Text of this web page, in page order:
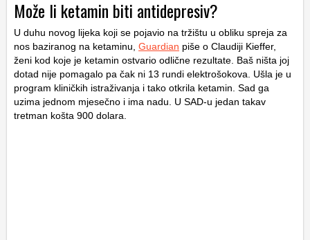
Može li ketamin biti antidepresiv?
U duhu novog lijeka koji se pojavio na tržištu u obliku spreja za
nos baziranog na ketaminu, Guardian piše o Claudiji Kieffer,
ženi kod koje je ketamin ostvario odlične rezultate. Baš ništa joj
dotad nije pomagalo pa čak ni 13 rundi elektrošokova. Ušla je u
program kliničkih istraživanja i tako otkrila ketamin. Sad ga
uzima jednom mjesečno i ima nadu. U SAD-u jedan takav
tretman košta 900 dolara.